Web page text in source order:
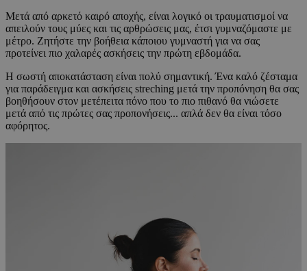
Μετά από αρκετό καιρό αποχής, είναι λογικό οι τραυματισμοί να
απειλούν τους μύες και τις αρθρώσεις μας, έτσι γυμναζόμαστε με
μέτρο. Ζητήστε την βοήθεια κάποιου γυμναστή για να σας
προτείνει πιο χαλαρές ασκήσεις την πρώτη εβδομάδα.
Η σωστή αποκατάσταση είναι πολύ σημαντική. Ένα καλό ζέσταμα
για παράδειγμα και ασκήσεις streching μετά την προπόνηση θα σας
βοηθήσουν στον μετέπειτα πόνο που το πιο πιθανό θα νιώσετε
μετά από τις πρώτες σας προπονήσεις... απλά δεν θα είναι τόσο
αφόρητος.